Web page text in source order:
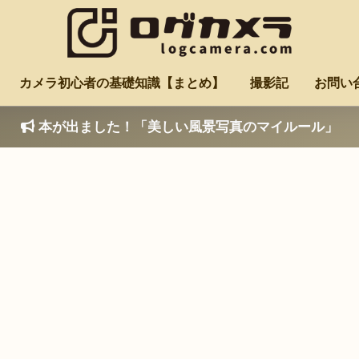
カメラ初心者の基礎知識【まとめ】 撮影記 お問い
本が出ました！「美しい風景写真のマイルール」